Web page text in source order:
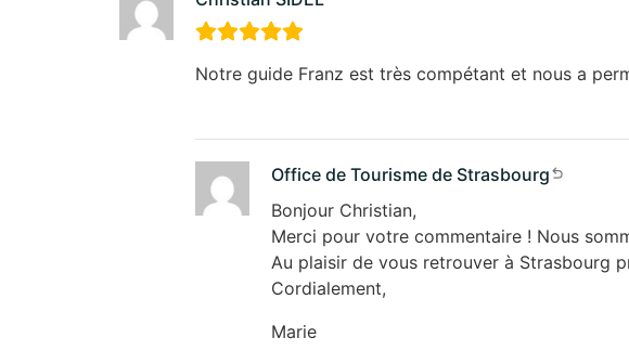
Notre guide Franz est très compétant et nous a
Office de Tourisme de Strasbourg
Bonjour Christian,
Merci pour votre commentaire ! Nous
Au plaisir de vous retrouver à Strasbourg
Cordialement,
Marie